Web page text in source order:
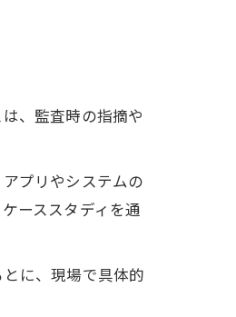
、監査時の指摘や
プリやシステムの
ーススタディを通
に、現場で具体的